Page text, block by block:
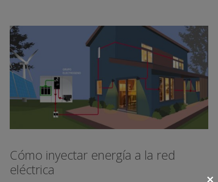
Cómo inyectar energía a la red
eléctrica